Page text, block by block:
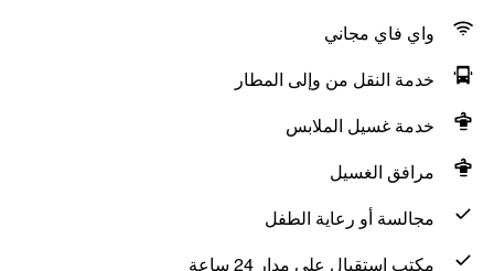
واي فاي مجاني
خدمة النقل من وإلى المطار
خدمة غسيل الملابس
مرافق الغسيل
مجالسة أو رعاية الطفل
مكتب استقبال على مدار 24 ساعة